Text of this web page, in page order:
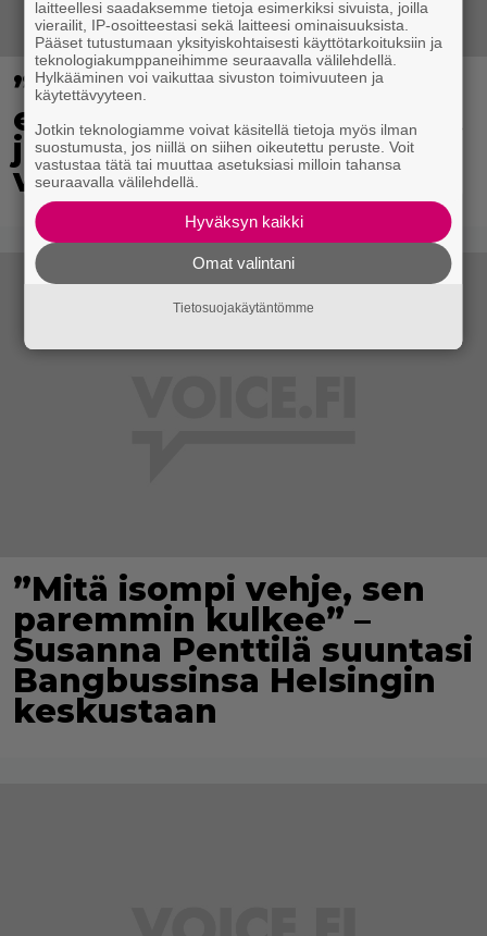
”Tuntuu edelleen
epätodelliselta” – Harlinit
julkaisivat koskettavan
videon pikku Daxista
”Mitä isompi vehje, sen
paremmin kulkee” –
Susanna Penttilä suuntasi
Bangbussinsa Helsingin
keskustaan
laitteellesi saadaksemme tietoja esimerkiksi sivuista, joilla
vierailit, IP-osoitteestasi sekä laitteesi ominaisuuksista.
Pääset tutustumaan yksityiskohtaisesti käyttötarkoituksiin ja
teknologiakumppaneihimme seuraavalla välilehdellä.
Hylkääminen voi vaikuttaa sivuston toimivuuteen ja
käytettävyyteen.
Jotkin teknologiamme voivat käsitellä tietoja myös ilman
suostumusta, jos niillä on siihen oikeutettu peruste. Voit
vastustaa tätä tai muuttaa asetuksiasi milloin tahansa
seuraavalla välilehdellä.
Hyväksyn kaikki
Omat valintani
Tietosuojakäytäntömme